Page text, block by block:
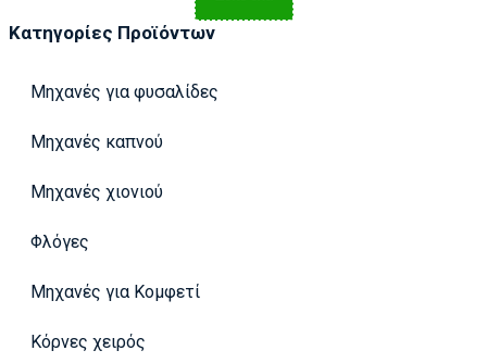
Κατηγορίες Προϊόντων
Μηχανές για φυσαλίδες
Μηχανές καπνού
Μηχανές χιονιού
Φλόγες
Μηχανές για Κομφετί
Κόρνες χειρός